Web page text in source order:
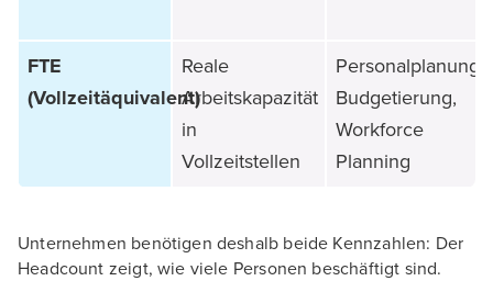
FTE
(Vollzeitäquivalent)
Reale
Arbeitskapazität
in
Vollzeitstellen
Personalplanung,
Budgetierung,
Workforce
Planning
Unternehmen benötigen deshalb beide Kennzahlen: Der
Headcount zeigt, wie viele Personen beschäftigt sind.